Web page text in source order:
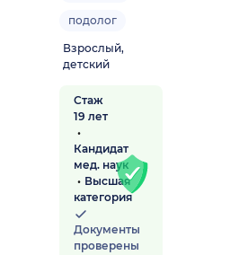
подолог
Взрослый,
детский
Стаж
19 лет
Кандидат
мед. наук
Высшая
категория
Документы
проверены